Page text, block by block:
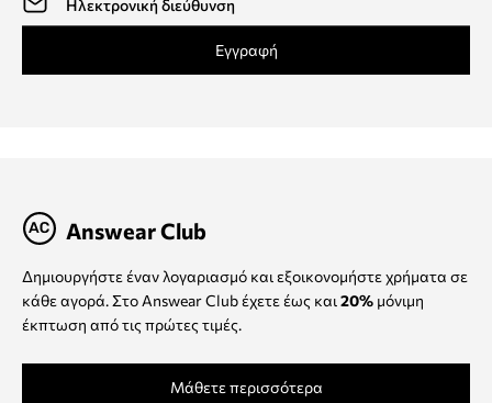
Εγγραφή
Answear Club
Δημιουργήστε έναν λογαριασμό και εξοικονομήστε χρήματα σε
κάθε αγορά. Στο Answear Club έχετε έως και 20% μόνιμη
έκπτωση από τις πρώτες τιμές.
Μάθετε περισσότερα